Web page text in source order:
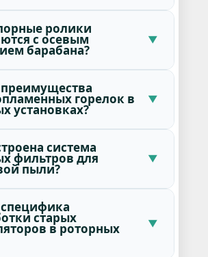
ролики
с осевым
барабана?
горелок в
установках?
система
фильтров для
пыли?
старых
в роторных